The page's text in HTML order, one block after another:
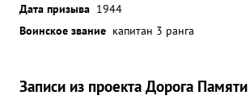
Дата призыва 1944
Воинское звание капитан 3 ранга
Записи из проекта Дорога Памяти